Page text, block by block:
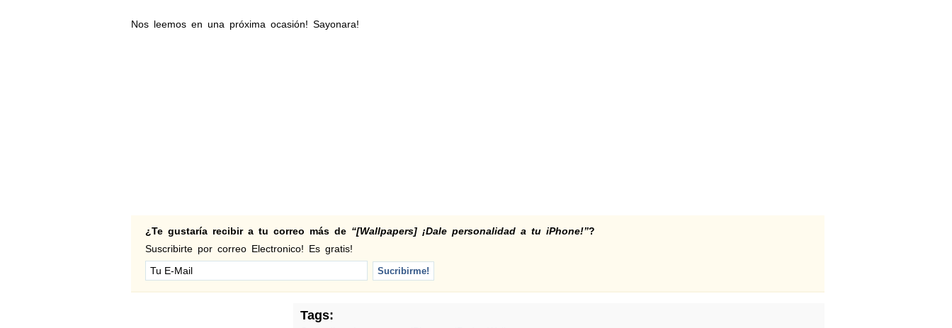
Nos leemos en una próxima ocasión! Sayonara!
¿Te gustaría recibir a tu correo más de “[Wallpapers] ¡Dale personalidad a tu iPhone!”?
Suscribirte por correo Electronico! Es gratis!
Tags: